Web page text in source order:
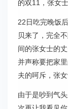
的双11，张女
22日吃完晚饭
贝来了，完全
间的张女士的
并声称要把家
夫的呵斥，张
由于是吵到气